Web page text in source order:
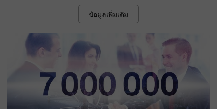
ข้อมูลเพิ่มเติม